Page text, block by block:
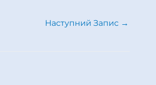
Наступний Запис →